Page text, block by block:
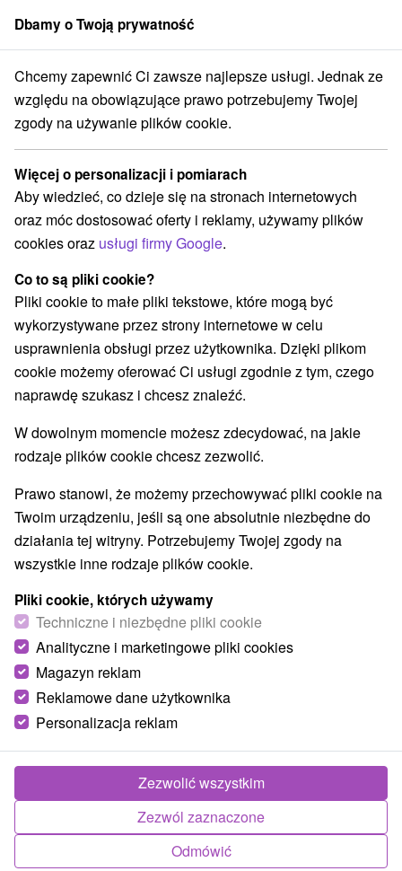
członek grupySorger
Atrakcje na Słowacji Zamki, pałace, ruiny Záhorská nížina
Zamki, pałace, ruiny Záhorská
nížina
Kategorie
Wszystkie kategorie
Zamki, pałace, ruiny
Szlaki winne(1) Pola golfowe
Obiekty architektoniczne (1) Miejsca sakralne(5)
Zamki(3) Sporty(1)
Loty widokowe i rejsy wycieczkowe(1)
Jeziora, jeziora, zbiorniki wodne(2)
Wieże obserwacyjne i chodniki(2)
Atrakcje dla dzieci(2) Muzea i galerie(4)
Atrakcje turystyczne(3) Atrakcje z adrenaliną
Wsie i miasta
Prietrž(1) Podbranč(1)
Husitské hradby Prietrž
Prietrž
Dbamy o Twoją prywatność
Chcemy zapewnić Ci zawsze najlepsze usługi. Jednak ze
względu na obowiązujące prawo potrzebujemy Twojej
zgody na używanie plików cookie.
Więcej o personalizacji i pomiarach
Aby wiedzieć, co dzieje się na stronach internetowych
oraz móc dostosować oferty i reklamy, używamy plików
cookies oraz usługi firmy Google.
Co to są pliki cookie?
Pliki cookie to małe pliki tekstowe, które mogą być
wykorzystywane przez strony internetowe w celu
usprawnienia obsługi przez użytkownika. Dzięki plikom
cookie możemy oferować Ci usługi zgodnie z tym, czego
naprawdę szukasz i chcesz znaleźć.
W dowolnym momencie możesz zdecydować, na jakie
rodzaje plików cookie chcesz zezwolić.
Prawo stanowi, że możemy przechowywać pliki cookie na
Twoim urządzeniu, jeśli są one absolutnie niezbędne do
działania tej witryny. Potrzebujemy Twojej zgody na
wszystkie inne rodzaje plików cookie.
Pliki cookie, których używamy
Techniczne i niezbędne pliki cookie
Analityczne i marketingowe pliki cookies
Magazyn reklam
Reklamowe dane użytkownika
Personalizacja reklam
Odmówić
Zezwól zaznaczone
Zezwolić wszystkim